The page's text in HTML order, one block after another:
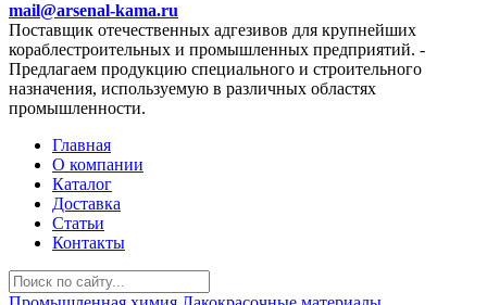
mail@arsenal-kama.ru
Поставщик отечественных адгезивов для крупнейших
кораблестроительных и промышленных предприятий. -
Предлагаем продукцию специального и строительного
назначения, используемую в различных областях
промышленности.
Главная
О компании
Каталог
Доставка
Статьи
Контакты